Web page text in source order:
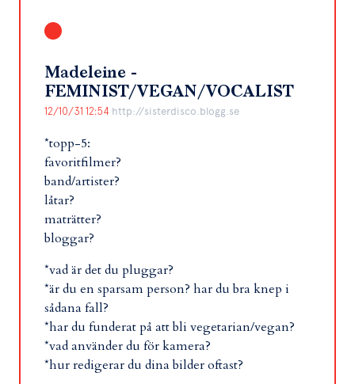
Madeleine -
FEMINIST/VEGAN/VOCALIST
12/10/31 12:54 http://sisterdisco.blogg.se
*topp-5:
favoritfilmer?
band/artister?
låtar?
maträtter?
bloggar?
*vad är det du pluggar?
*är du en sparsam person? har du bra knep i
sådana fall?
*har du funderat på att bli vegetarian/vegan?
*vad använder du för kamera?
*hur redigerar du dina bilder oftast?